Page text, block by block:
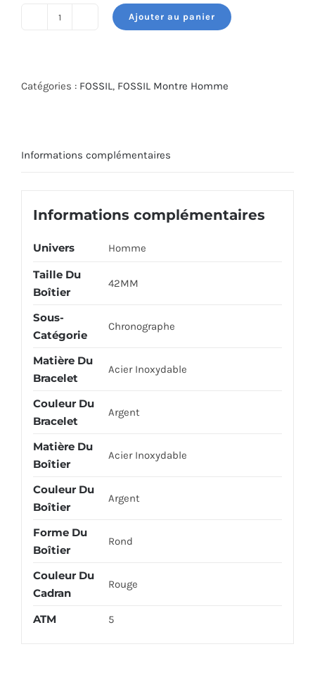
WATCH
Ajouter au panier
Catégories : FOSSIL, FOSSIL Montre Homme
Informations complémentaires
Informations complémentaires
Univers Homme
Taille Du
Boîtier
42MM
Sous-
Catégorie
Chronographe
Matière Du
Bracelet
Acier Inoxydable
Couleur Du
Bracelet
Argent
Matière Du
Boîtier
Acier Inoxydable
Couleur Du
Boîtier
Argent
Forme Du
Boîtier
Rond
Couleur Du
Cadran
Rouge
ATM 5